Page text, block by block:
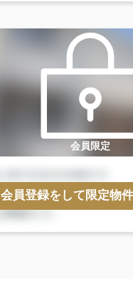
会員限定
会員登録をして限定物